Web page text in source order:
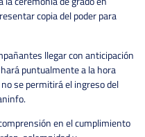
copia del poder para
llegar con anticipación
puntualmente a la hora
se permitirá el ingreso del
en el cumplimiento